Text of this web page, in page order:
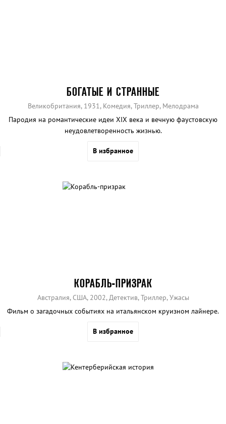
БОГАТЫЕ И СТРАННЫЕ
Великобритания, 1931, Комедия, Триллер, Мелодрама
Пародия на романтические идеи XIX века и вечную фаустовскую
неудовлетворенность жизнью.
В избранное
КОРАБЛЬ-ПРИЗРАК
Австралия, США, 2002, Детектив, Триллер, Ужасы
Фильм о загадочных событиях на итальянском круизном лайнере.
В избранное